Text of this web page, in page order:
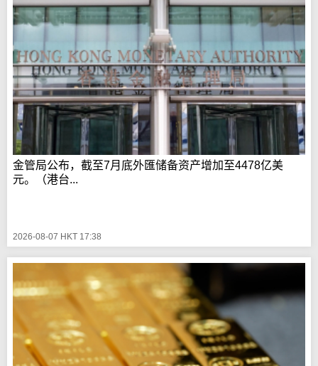
金管局公布，截至7月底外匯储备资产增加至4478亿美
元。（港台...
2026-08-07 HKT 17:38